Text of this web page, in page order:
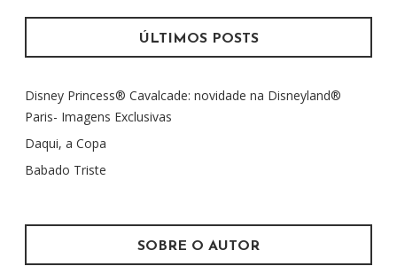
Ã
P
P
S
q
i
a
r
p
o
ÚLTIMOS POSTS
Disney Princess® Cavalcade: novidade na Disneyland®
Paris- Imagens Exclusivas
Daqui, a Copa
Babado Triste
SOBRE O AUTOR